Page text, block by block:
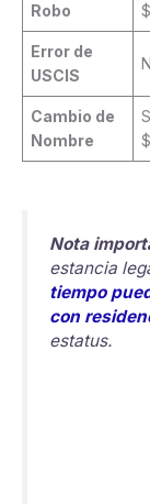
Robo
Error de
USCIS
Cambio de
Nombre
Nota
estancia
tiempo
con
estatus.